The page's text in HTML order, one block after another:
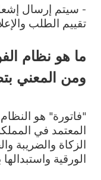
- سيتم إرسال
تقييم الطلب
ما هو نظام
ومن المعني
"فاتورة" هو
المعتمد في
الزكاة والضريبة
الورقية